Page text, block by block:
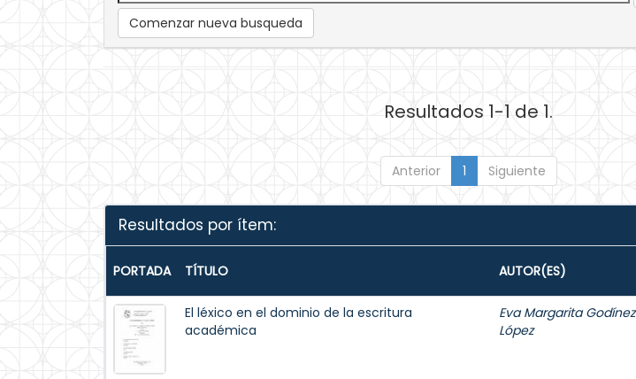
Comenzar nueva busqueda
Resultados 1-1 de 1.
Anterior 1 Siguiente
Resultados por ítem:
PORTADA TÍTULO AUTOR(ES)
El léxico en el dominio de la escritura
académica
Eva Margarita Godínez
López